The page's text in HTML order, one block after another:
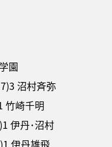
園
沼村斉弥
竹崎千明
伊丹･沼村
伊丹雄飛